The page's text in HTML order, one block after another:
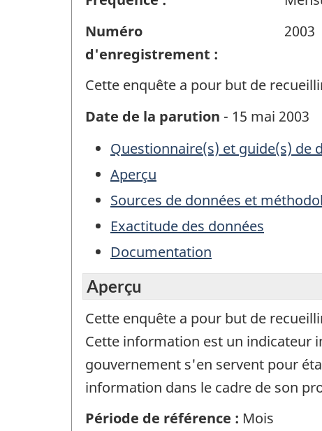
Numéro
d'enregistrement :
2003
Cette enquête a pour but de
Date de la parution - 15 mai 2003
Questionnaire(s) et guide(s) de
Aperçu
Sources de données et
Exactitude des données
Documentation
Aperçu
Cette enquête a pour but de
Cette information est un indicateur
gouvernement s'en servent pour
information dans le cadre de son
Période de référence : Mois